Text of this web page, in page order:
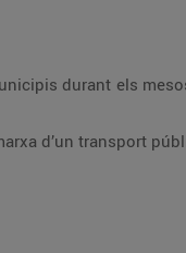
durant els
d’un transport